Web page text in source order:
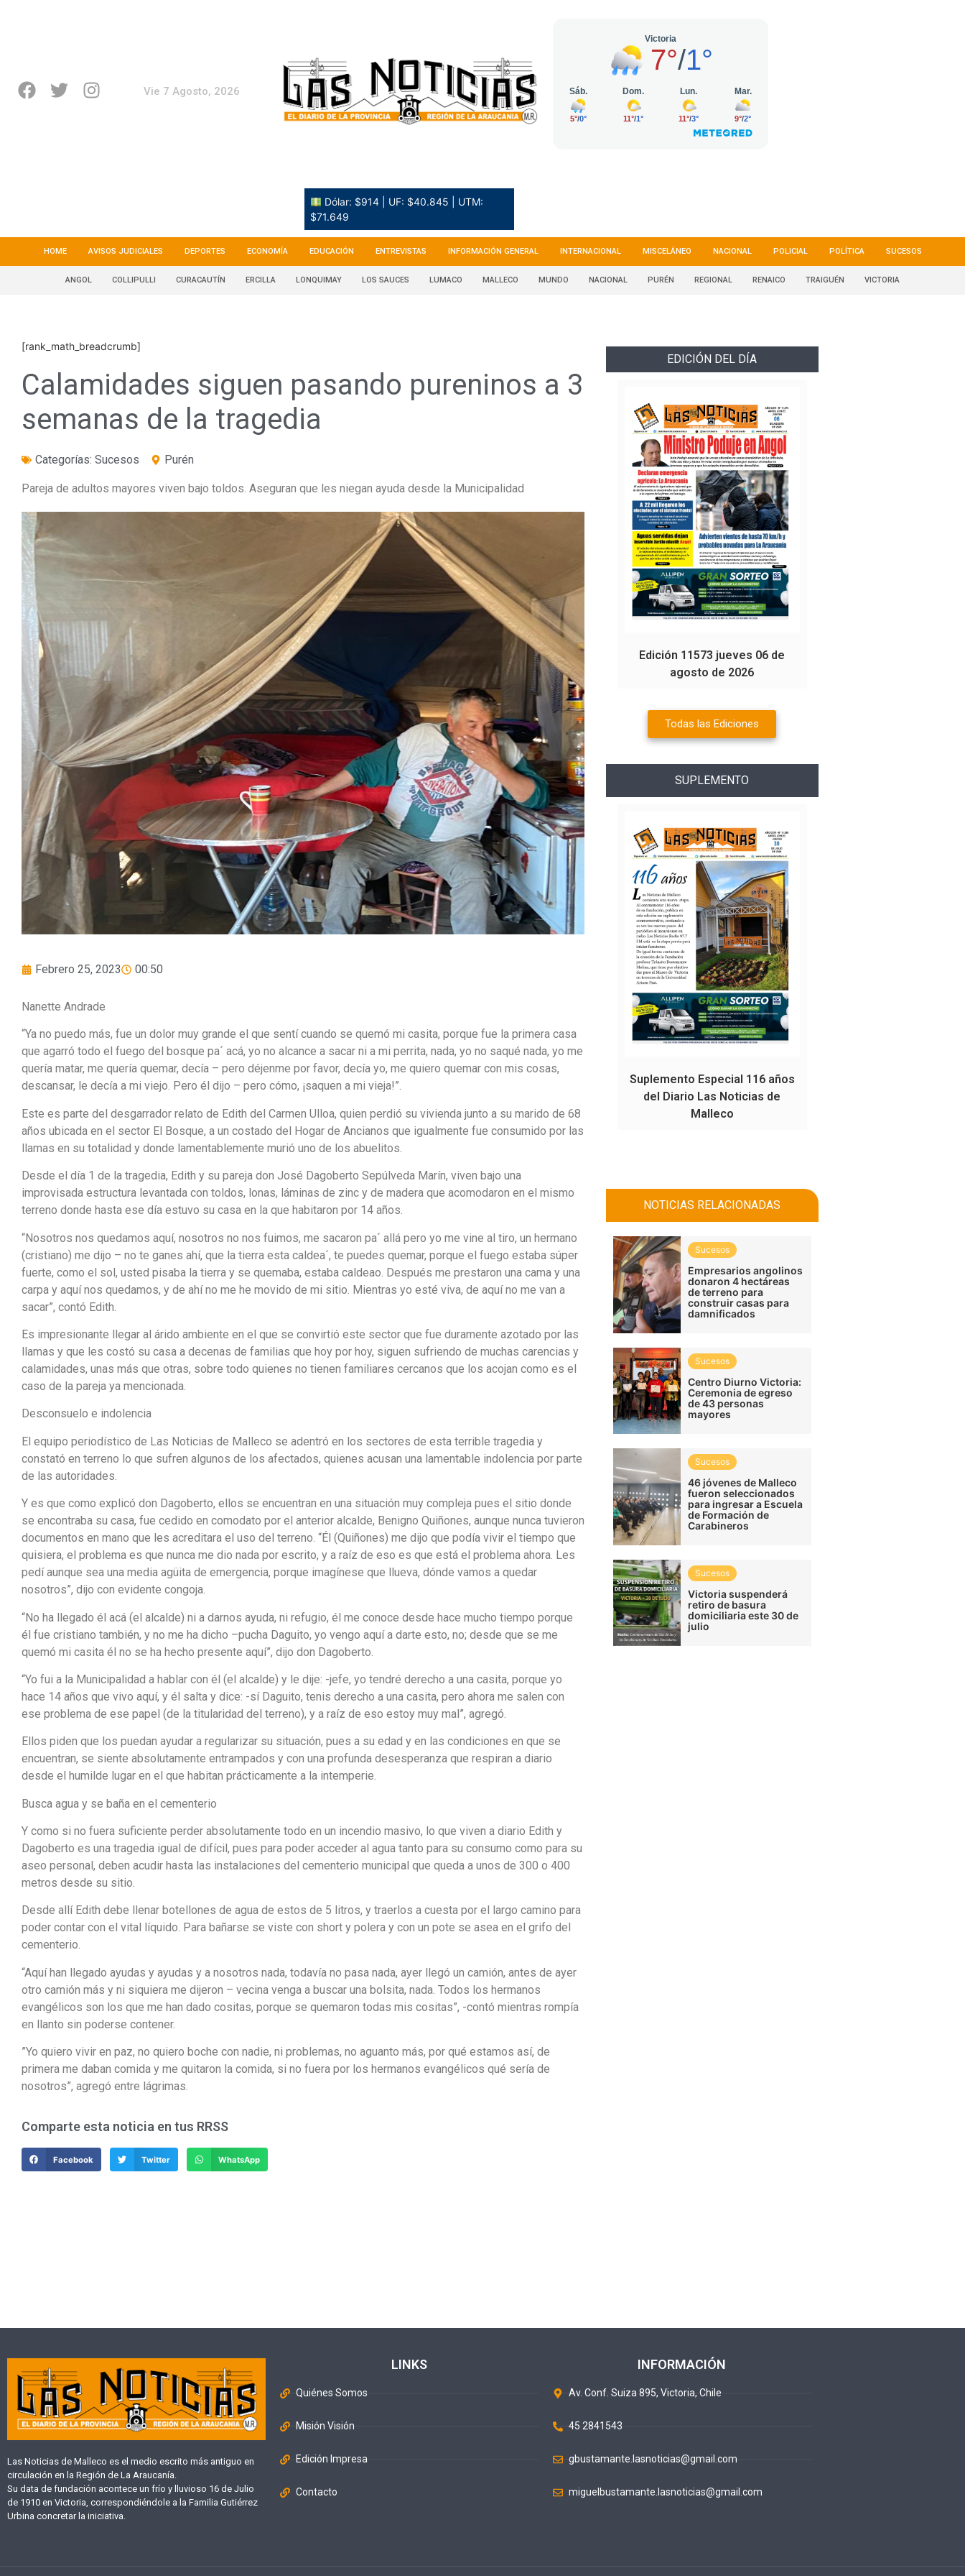
Vie 7 Agosto, 2026
Dólar: $914 | UF: $40.845 | UTM:
$71.649
HOME AVISOS JUDICIALES DEPORTES ECONOMÍA EDUCACIÓN ENTREVISTAS INFORMACIÓN GENERAL INTERNACIONAL MISCELÁNEO NACIONAL POLICIAL POLÍTICA SUCESOS
ANGOL COLLIPULLI CURACAUTÍN ERCILLA LONQUIMAY LOS SAUCES LUMACO MALLECO MUNDO NACIONAL PURÉN REGIONAL RENAICO TRAIGUÉN VICTORIA
[rank_math_breadcrumb]
Calamidades siguen pasando pureninos a 3
semanas de la tragedia
Categorías: Sucesos Purén
Pareja de adultos mayores viven bajo toldos. Aseguran que les niegan ayuda desde la Municipalidad
Febrero 25, 2023 00:50
Nanette Andrade
“Ya no puedo más, fue un dolor muy grande el que sentí cuando se quemó mi casita, porque fue la primera casa
que agarró todo el fuego del bosque pa´ acá, yo no alcance a sacar ni a mi perrita, nada, yo no saqué nada, yo me
quería matar, me quería quemar, decía – pero déjenme por favor, decía yo, me quiero quemar con mis cosas,
descansar, le decía a mi viejo. Pero él dijo – pero cómo, ¡saquen a mi vieja!”.
Este es parte del desgarrador relato de Edith del Carmen Ulloa, quien perdió su vivienda junto a su marido de 68
años ubicada en el sector El Bosque, a un costado del Hogar de Ancianos que igualmente fue consumido por las
llamas en su totalidad y donde lamentablemente murió uno de los abuelitos.
Desde el día 1 de la tragedia, Edith y su pareja don José Dagoberto Sepúlveda Marín, viven bajo una
improvisada estructura levantada con toldos, lonas, láminas de zinc y de madera que acomodaron en el mismo
terreno donde hasta ese día estuvo su casa en la que habitaron por 14 años.
“Nosotros nos quedamos aquí, nosotros no nos fuimos, me sacaron pa´ allá pero yo me vine al tiro, un hermano
(cristiano) me dijo – no te ganes ahí, que la tierra esta caldea´, te puedes quemar, porque el fuego estaba súper
fuerte, como el sol, usted pisaba la tierra y se quemaba, estaba caldeao. Después me prestaron una cama y una
carpa y aquí nos quedamos, y de ahí no me he movido de mi sitio. Mientras yo esté viva, de aquí no me van a
sacar”, contó Edith.
Es impresionante llegar al árido ambiente en el que se convirtió este sector que fue duramente azotado por las
llamas y que les costó su casa a decenas de familias que hoy por hoy, siguen sufriendo de muchas carencias y
calamidades, unas más que otras, sobre todo quienes no tienen familiares cercanos que los acojan como es el
caso de la pareja ya mencionada.
Desconsuelo e indolencia
El equipo periodístico de Las Noticias de Malleco se adentró en los sectores de esta terrible tragedia y
constató en terreno lo que sufren algunos de los afectados, quienes acusan una lamentable indolencia por parte
de las autoridades.
Y es que como explicó don Dagoberto, ellos se encuentran en una situación muy compleja pues el sitio donde
se encontraba su casa, fue cedido en comodato por el anterior alcalde, Benigno Quiñones, aunque nunca tuvieron
documentos en mano que les acreditara el uso del terreno. “Él (Quiñones) me dijo que podía vivir el tiempo que
quisiera, el problema es que nunca me dio nada por escrito, y a raíz de eso es que está el problema ahora. Les
pedí aunque sea una media agüita de emergencia, porque imagínese que llueva, dónde vamos a quedar
nosotros”, dijo con evidente congoja.
“No ha llegado él acá (el alcalde) ni a darnos ayuda, ni refugio, él me conoce desde hace mucho tiempo porque
él fue cristiano también, y no me ha dicho –pucha Daguito, yo vengo aquí a darte esto, no; desde que se me
quemó mi casita él no se ha hecho presente aquí”, dijo don Dagoberto.
“Yo fui a la Municipalidad a hablar con él (el alcalde) y le dije: -jefe, yo tendré derecho a una casita, porque yo
hace 14 años que vivo aquí, y él salta y dice: -sí Daguito, tenis derecho a una casita, pero ahora me salen con
ese problema de ese papel (de la titularidad del terreno), y a raíz de eso estoy muy mal”, agregó.
Ellos piden que los puedan ayudar a regularizar su situación, pues a su edad y en las condiciones en que se
encuentran, se siente absolutamente entrampados y con una profunda desesperanza que respiran a diario
desde el humilde lugar en el que habitan prácticamente a la intemperie.
Busca agua y se baña en el cementerio
Y como si no fuera suficiente perder absolutamente todo en un incendio masivo, lo que viven a diario Edith y
Dagoberto es una tragedia igual de difícil, pues para poder acceder al agua tanto para su consumo como para su
aseo personal, deben acudir hasta las instalaciones del cementerio municipal que queda a unos de 300 o 400
metros desde su sitio.
Desde allí Edith debe llenar botellones de agua de estos de 5 litros, y traerlos a cuesta por el largo camino para
poder contar con el vital líquido. Para bañarse se viste con short y polera y con un pote se asea en el grifo del
cementerio.
“Aquí han llegado ayudas y ayudas y a nosotros nada, todavía no pasa nada, ayer llegó un camión, antes de ayer
otro camión más y ni siquiera me dijeron – vecina venga a buscar una bolsita, nada. Todos los hermanos
evangélicos son los que me han dado cositas, porque se quemaron todas mis cositas”, -contó mientras rompía
en llanto sin poderse contener.
”Yo quiero vivir en paz, no quiero boche con nadie, ni problemas, no aguanto más, por qué estamos así, de
primera me daban comida y me quitaron la comida, si no fuera por los hermanos evangélicos qué sería de
nosotros”, agregó entre lágrimas.
Comparte esta noticia en tus RRSS
Facebook Twitter WhatsApp
EDICIÓN DEL DÍA
Edición 11573 jueves 06 de
agosto de 2026
Todas las Ediciones
SUPLEMENTO
Suplemento Especial 116 años
del Diario Las Noticias de
Malleco
NOTICIAS RELACIONADAS
Sucesos
Empresarios angolinos
donaron 4 hectáreas
de terreno para
construir casas para
damnificados
Sucesos
Centro Diurno Victoria:
Ceremonia de egreso
de 43 personas
mayores
Sucesos
46 jóvenes de Malleco
fueron seleccionados
para ingresar a Escuela
de Formación de
Carabineros
Sucesos
Victoria suspenderá
retiro de basura
domiciliaria este 30 de
julio
Las Noticias de Malleco es el medio escrito más antiguo en
circulación en la Región de La Araucanía.
Su data de fundación acontece un frío y lluvioso 16 de Julio
de 1910 en Victoria, correspondiéndole a la Familia Gutiérrez
Urbina concretar la iniciativa.
LINKS
Quiénes Somos
Misión Visión
Edición Impresa
Contacto
INFORMACIÓN
Av. Conf. Suiza 895, Victoria, Chile
45 2841543
gbustamante.lasnoticias@gmail.com
miguelbustamante.lasnoticias@gmail.com